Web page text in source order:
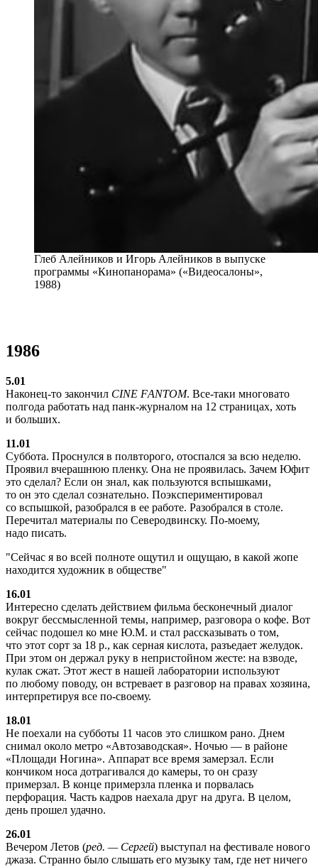
Глеб Алейников и Игорь Алейников в выпуске
программы «Кинопанорама» («Видеосалоны»,
1988)
1986
5.01
Наконец-то закончил СINЕ FАNТОМ. Все-таки многовато
полгода работать над панк-журналом на 12 страницах, хоть
и больших.
11.01
Суббота. Проснулся в полвторого, отоспался за всю неделю.
Проявил вчерашнюю пленку. Она не проявилась. Зачем Юфит
это сделал? Если он знал, как пользуются вспышками,
то он это сделал сознательно. Поэкспериментировал
со вспышкой, разобрался в ее работе. Разобрался в столе.
Перечитал материалы по Северодвинску. По-моему,
надо писать.
Сейчас я во всей полноте ощутил и ощущаю, в какой жопе
находится художник в обществе
16.01
Интересно сделать действием фильма бесконечный диалог
вокруг бессмысленной темы, например, разговора о кофе. Вот
сейчас подошел ко мне Ю.М. и стал рассказывать о том,
что этот сорт за 18 р., как серная кислота, разъедает желудок.
При этом он держал руку в непристойном жесте: на взводе,
кулак сжат. Этот жест в нашей лаборатории используют
по любому поводу, он встревает в разговор на правах хозяина,
интерпретируя все по-своему.
18.01
Не поехали на субботы 11 часов это слишком рано. Днем
снимал около метро «Автозаводская». Ночью — в районе
«Площади Ногина». Аппарат все время замерзал. Если
кончиком носа дотрагивался до камеры, то он сразу
примерзал. В конце примерзла пленка и порвалась
перфорация. Часть кадров наехала друг на друга. В целом,
день прошел удачно.
26.01
Вечером Летов (ред. — Сергей) выступал на фестивале нового
джаза. Странно было слышать его музыку там, где нет ничего